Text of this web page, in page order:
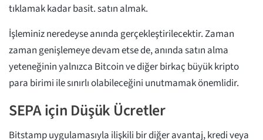
tıklamak kadar basit. satın almak.
İşleminiz neredeyse anında gerçekleştirilecektir. Zaman
zaman genişlemeye devam etse de, anında satın alma
yeteneğinin yalnızca Bitcoin ve diğer birkaç büyük kripto
para birimi ile sınırlı olabileceğini unutmamak önemlidir.
SEPA için Düşük Ücretler
Bitstamp uygulamasıyla ilişkili bir diğer avantaj, kredi veya